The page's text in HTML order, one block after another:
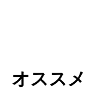
オスス